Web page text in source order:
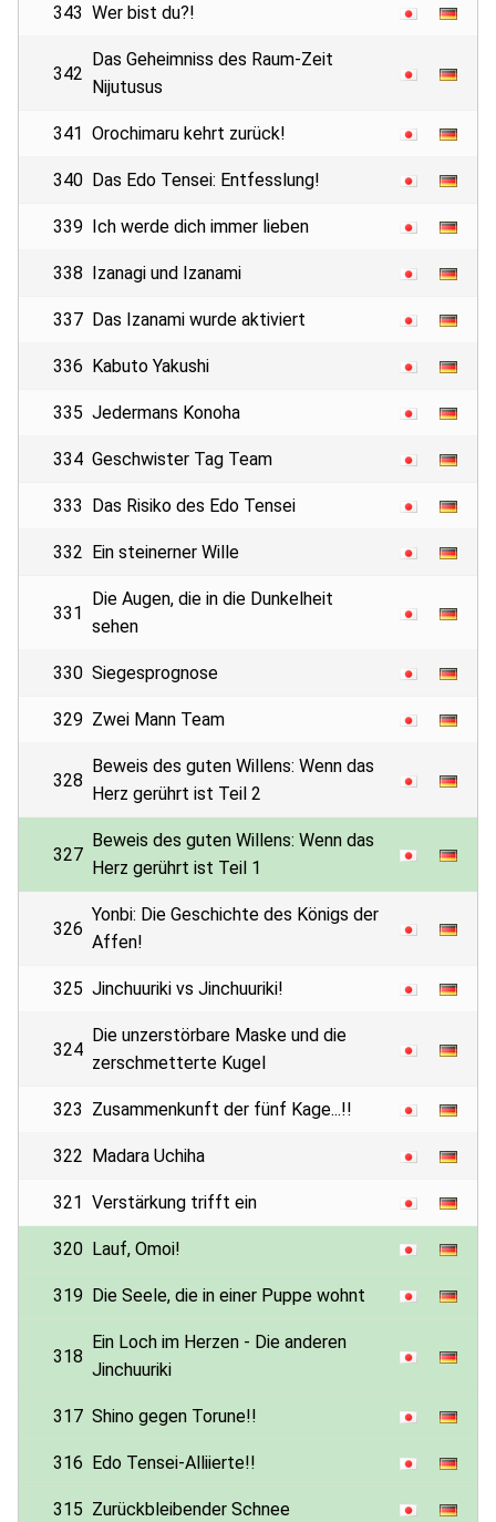
343 Wer bist du?!
342
Das Geheimniss des Raum-Zeit
Nijutusus
341 Orochimaru kehrt zurück!
340 Das Edo Tensei: Entfesslung!
339 Ich werde dich immer lieben
338 Izanagi und Izanami
337 Das Izanami wurde aktiviert
336 Kabuto Yakushi
335 Jedermans Konoha
334 Geschwister Tag Team
333 Das Risiko des Edo Tensei
332 Ein steinerner Wille
331
Die Augen, die in die Dunkelheit
sehen
330 Siegesprognose
329 Zwei Mann Team
328
Beweis des guten Willens: Wenn das
Herz gerührt ist Teil 2
327
Beweis des guten Willens: Wenn das
Herz gerührt ist Teil 1
326
Yonbi: Die Geschichte des Königs der
Affen!
325 Jinchuuriki vs Jinchuuriki!
324
Die unzerstörbare Maske und die
zerschmetterte Kugel
323 Zusammenkunft der fünf Kage...!!
322 Madara Uchiha
321 Verstärkung trifft ein
320 Lauf, Omoi!
319 Die Seele, die in einer Puppe wohnt
318
Ein Loch im Herzen - Die anderen
Jinchuuriki
317 Shino gegen Torune!!
316 Edo Tensei-Alliierte!!
315 Zurückbleibender Schnee